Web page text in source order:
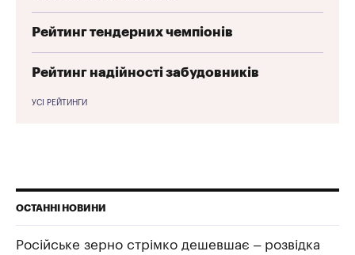
Рейтинг тендерних чемпіонів
Рейтинг надійності забудовників
УСІ РЕЙТИНГИ
ОСТАННІ НОВИНИ
Російське зерно стрімко дешевшає – розвідка